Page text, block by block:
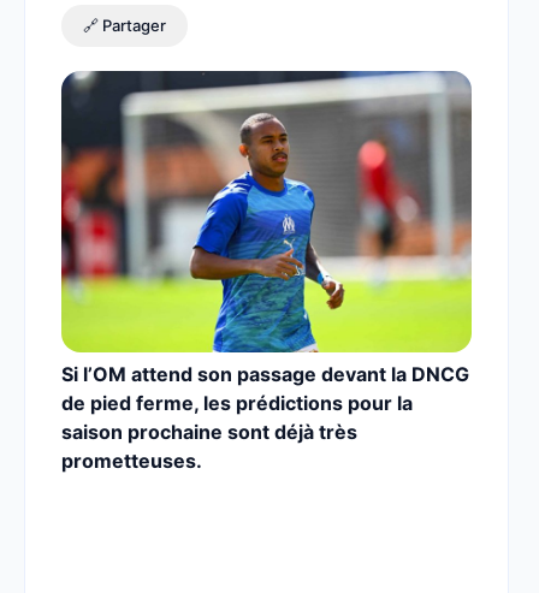
🔗 Partager
Si l’OM attend son passage devant la DNCG
de pied ferme, les prédictions pour la
saison prochaine sont déjà très
prometteuses.